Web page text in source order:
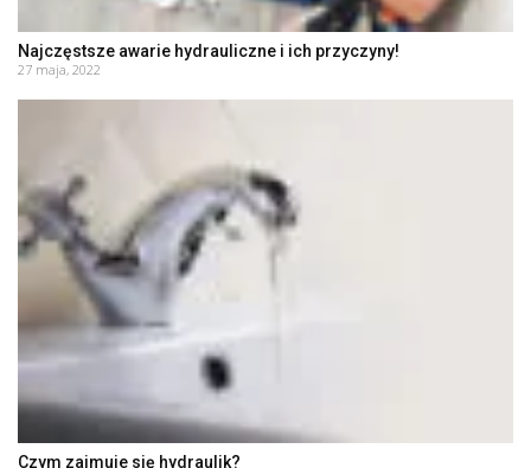
Najczęstsze awarie hydrauliczne i ich przyczyny!
27 maja, 2022
Czym zajmuje się hydraulik?